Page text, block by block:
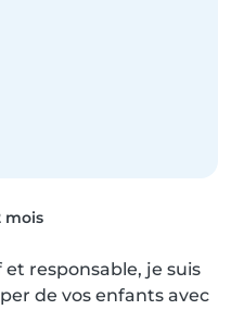
mois
responsable, je suis
de vos enfants avec